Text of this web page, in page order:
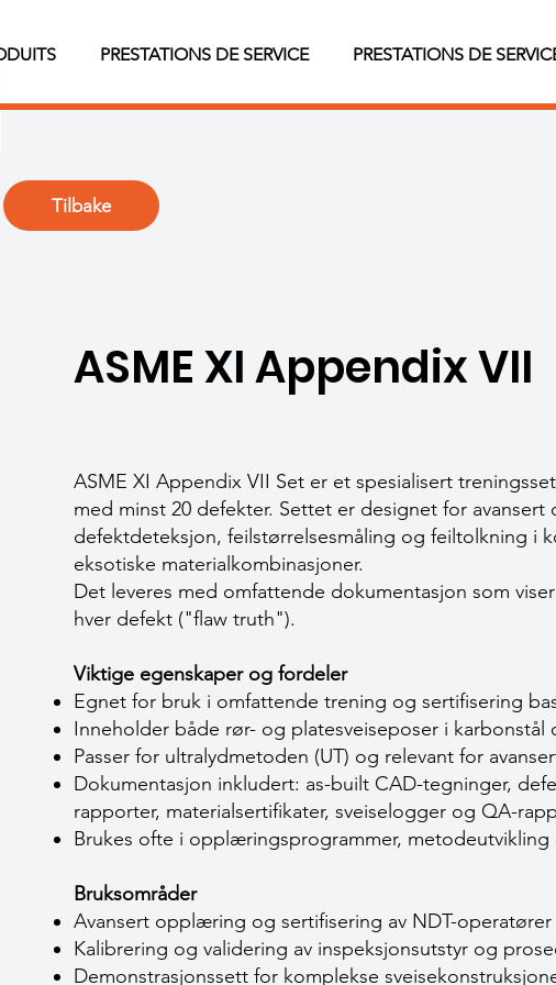
PRESTATIONS DE
PRESTATIONS DE SERVICE
Tilbake
ASME XI Appendix VII
ASME XI Appendix VII Set er et spesialisert
med minst 20 defekter. Settet er designet for
defektdeteksjon, feilstørrelsesmåling og feiltolkning i
eksotiske materialkombinasjoner.
Det leveres med omfattende dokumentasjon som
hver defekt ("flaw truth").
Viktige egenskaper og fordeler
Egnet for bruk i omfattende trening og sertifisering
Inneholder både rør- og platesveiseposer i karbonstål
Passer for ultralydmetoden (UT) og relevant for
Dokumentasjon inkludert: as-built CAD-tegninger,
rapporter, materialsertifikater, sveiselogger og QA-
Brukes ofte i opplæringsprogrammer,
Bruksområder
Avansert opplæring og sertifisering av NDT-operatører
Kalibrering og validering av inspeksjonsutstyr og
Demonstrasjonssett for komplekse